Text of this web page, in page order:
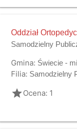
Oddział
Samodzielny
Gmina: Świecie -
Filia: Samodzielny
gradeOcena: 1